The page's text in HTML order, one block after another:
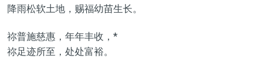
降雨松软土地，赐福幼苗生长。
祢普施慈惠，年年丰收，*
祢足迹所至，处处富裕。